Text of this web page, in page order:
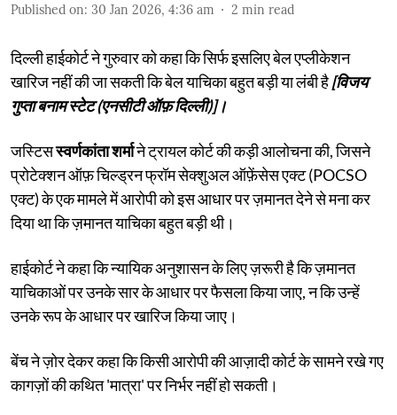
Published on: 30 Jan 2026, 4:36 am 2 min read
दिल्ली हाईकोर्ट ने गुरुवार को कहा कि सिर्फ इसलिए बेल एप्लीकेशन
खारिज नहीं की जा सकती कि बेल याचिका बहुत बड़ी या लंबी है[विजय
गुप्ता बनाम स्टेट (एनसीटी ऑफ़ दिल्ली)]।
जस्टिसस्वर्णकांता शर्माने ट्रायल कोर्ट की कड़ी आलोचना की, जिसने
प्रोटेक्शन ऑफ़ चिल्ड्रन फ्रॉम सेक्शुअल ऑफ़ेंसेस एक्ट (POCSO
एक्ट) के एक मामले में आरोपी को इस आधार पर ज़मानत देने से मना कर
दिया था कि ज़मानत याचिका बहुत बड़ी थी।
हाईकोर्ट ने कहा कि न्यायिक अनुशासन के लिए ज़रूरी है कि ज़मानत
याचिकाओं पर उनके सार के आधार पर फैसला किया जाए, न कि उन्हें
उनके रूप के आधार पर खारिज किया जाए।
बेंच ने ज़ोर देकर कहा कि किसी आरोपी की आज़ादी कोर्ट के सामने रखे गए
कागज़ों की कथित 'मात्रा' पर निर्भर नहीं हो सकती।